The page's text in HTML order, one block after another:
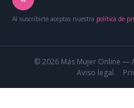
Al suscribirte aceptas nuestra política de
© 2026 Más Mujer Online —
Aviso legal